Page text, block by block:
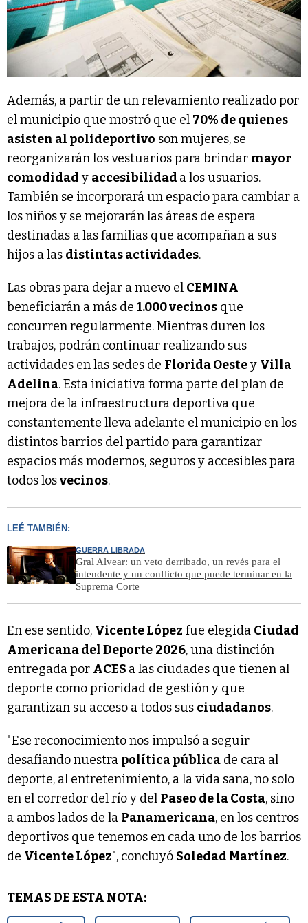
Además, a partir de un relevamiento realizado por
el municipio que mostró que el 70% de quienes
asisten al polideportivo son mujeres, se
reorganizarán los vestuarios para brindar mayor
comodidad y accesibilidad a los usuarios.
También se incorporará un espacio para cambiar a
los niños y se mejorarán las áreas de espera
destinadas a las familias que acompañan a sus
hijos a las distintas actividades.
Las obras para dejar a nuevo el CEMINA
beneficiarán a más de1.000 vecinos que
concurren regularmente. Mientras duren los
trabajos, podrán continuar realizando sus
actividades en las sedes de Florida Oestey Villa
Adelina. Esta iniciativa forma parte del plan de
mejora de la infraestructura deportiva que
constantemente lleva adelante el municipio en los
distintos barrios del partido para garantizar
espacios más modernos, seguros y accesibles para
todos losvecinos.
LEÉ TAMBIÉN:
GUERRA LIBRADA
Gral Alvear: un veto derribado, un revés para el
intendente y un conflicto que puede terminar en la
Suprema Corte
En ese sentido, Vicente López fue elegida Ciudad
Americana del Deporte 2026, una distinción
entregada por ACES a las ciudades que tienen al
deporte como prioridad de gestión y que
garantizan su acceso a todos sus ciudadanos.
"Ese reconocimiento nos impulsó a seguir
desafiando nuestra política pública de cara al
deporte, al entretenimiento, a la vida sana, no solo
en el corredor del río y del Paseo de la Costa, sino
a ambos lados de la Panamericana, en los centros
deportivos que tenemos en cada uno de los barrios
de Vicente López", concluyó Soledad Martínez.
TEMAS DE ESTA NOTA: